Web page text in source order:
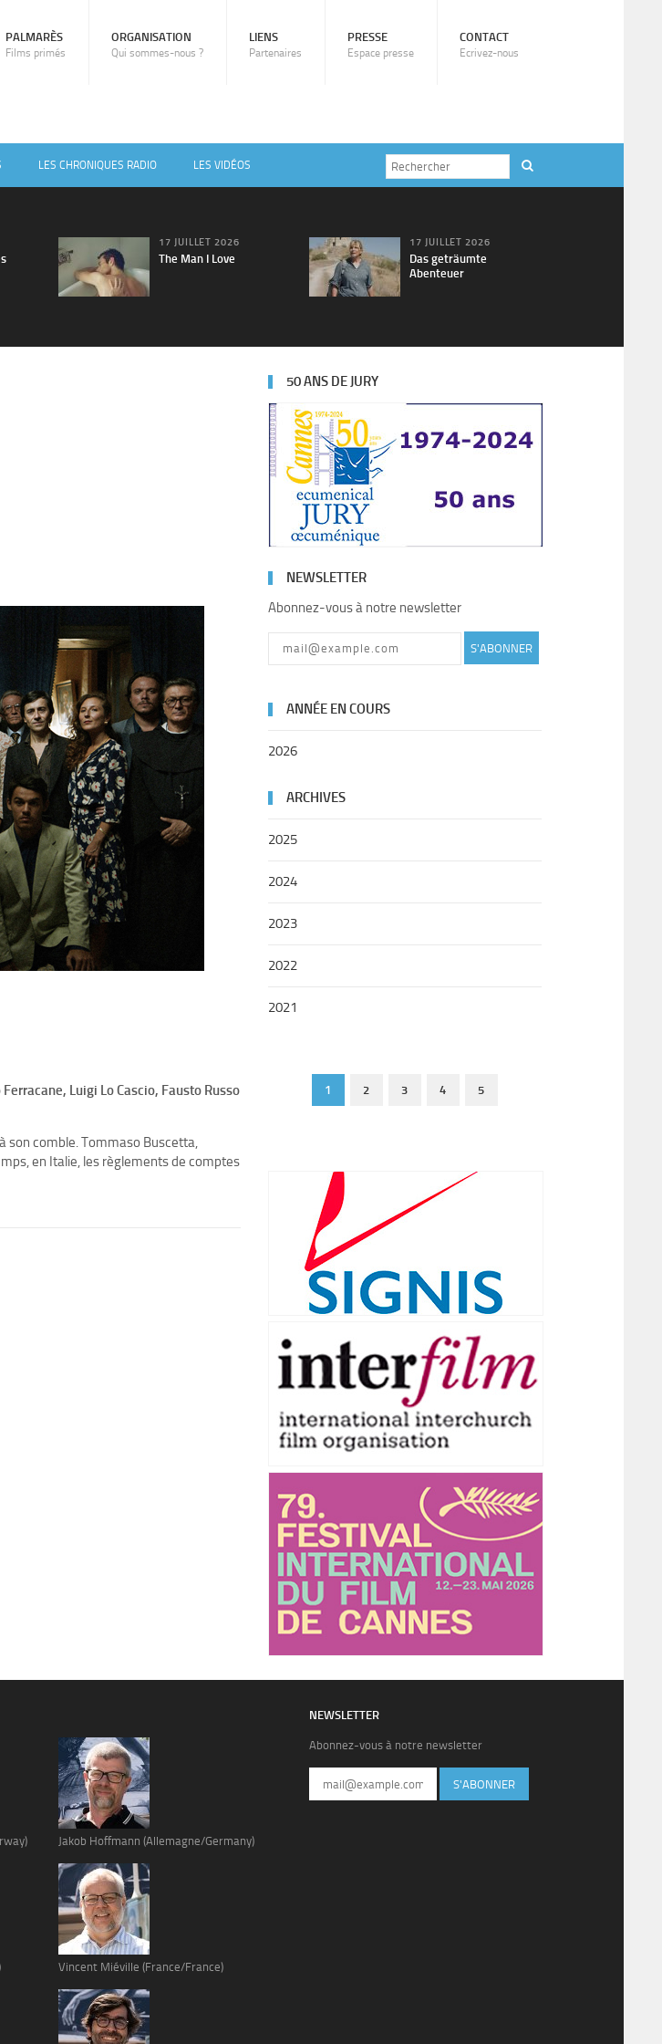
PALMARÈS
Films primés
ORGANISATION
Qui sommes-nous ?
LIENS
Partenaires
PRESSE
Espace presse
CONTACT
Ecrivez-nous
LES CHRONIQUES RADIO LES VIDÉOS
17 JUILLET 2026
The Man I Love
17 JUILLET 2026
Das geträumte
Abenteuer
Luigi Lo Cascio, Fausto Russo
son comble. Tommaso Buscetta,
en Italie, les règlements de comptes
50 ANS DE JURY
NEWSLETTER
Abonnez-vous à notre newsletter
S'ABONNER
ANNÉE EN COURS
2026
ARCHIVES
2025
2024
2023
2022
2021
1 2 3 4 5
Jakob Hoffmann (Allemagne/Germany)
Vincent Miéville (France/France)
NEWSLETTER
Abonnez-vous à notre newsletter
S'ABONNER